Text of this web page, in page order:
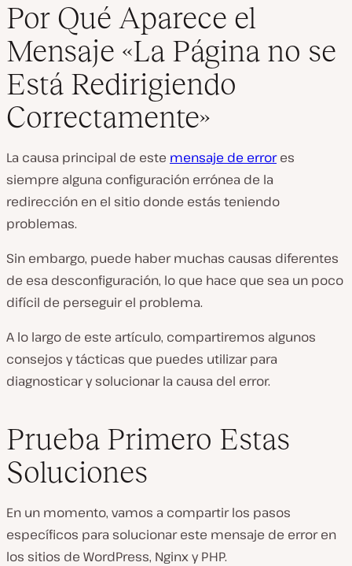
Por Qué Aparece el
Mensaje «La Página no se
Está Redirigiendo
Correctamente»
La causa principal de este mensaje de errores
siempre alguna configuración errónea de la
redirección en el sitio donde estás teniendo
problemas.
Sin embargo, puede haber muchas causas diferentes
de esa desconfiguración, lo que hace que sea un poco
difícil de perseguir el problema.
A lo largo de este artículo, compartiremos algunos
consejos y tácticas que puedes utilizar para
diagnosticar y solucionar la causa del error.
Prueba Primero Estas
Soluciones
En un momento, vamos a compartir los pasos
específicos para solucionar este mensaje de error en
los sitios de WordPress, Nginx y PHP.